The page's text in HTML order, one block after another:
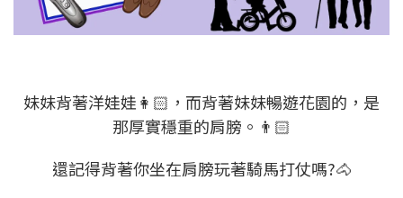
妹妹背著洋娃娃👩🏻，而背著妹妹暢遊花園的，是
那厚實穩重的肩膀。👨🏻
還記得背著你坐在肩膀玩著騎馬打仗嗎?🐴